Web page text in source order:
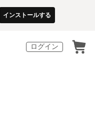
インストールする
ログイン